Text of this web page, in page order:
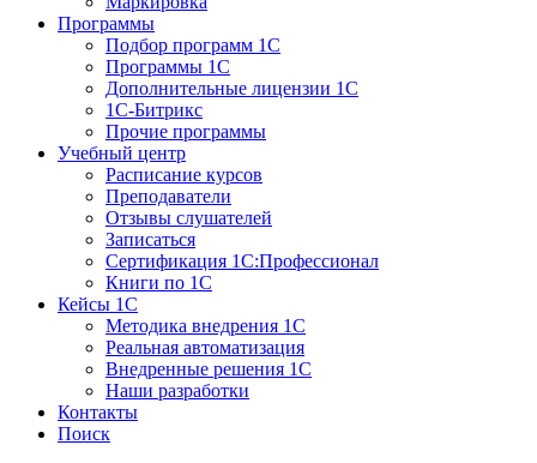
Программы
Подбор программ 1С
Программы 1С
Дополнительные лицензии 1С
1С-Битрикс
Прочие программы
Учебный центр
Расписание курсов
Преподаватели
Отзывы слушателей
Записаться
Сертификация 1С:Профессионал
Книги по 1С
Кейсы 1С
Методика внедрения 1С
Реальная автоматизация
Внедренные решения 1С
Наши разработки
Контакты
Поиск